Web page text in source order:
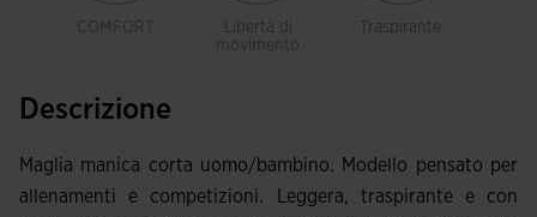
COMFORT
Libertà di
movimento
Traspirante
Descrizione
Maglia manica corta uomo/bambino. Modello pensato per
allenamenti e competizioni. Leggera, traspirante e con